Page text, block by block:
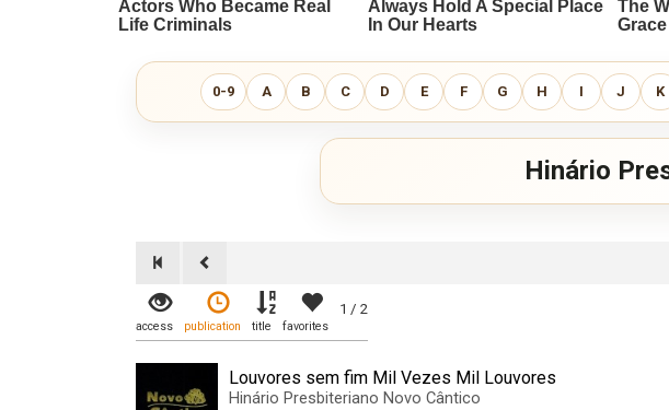
0-9 A B C D E F G H I J K
Hinário
1 / 2
access publication title favorites
Louvores sem fim Mil Vezes Mil Louvores
Hinário Presbiteriano Novo Cântico